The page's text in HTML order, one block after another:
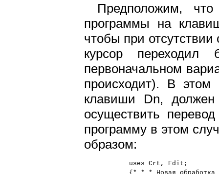
Предположим,
программы на
чтобы при отсутствии
курсор
первоначальном
происходит). В
клавиши Dn, должен
осуществить
программу в этом
образом:
uses Crt, Edit;